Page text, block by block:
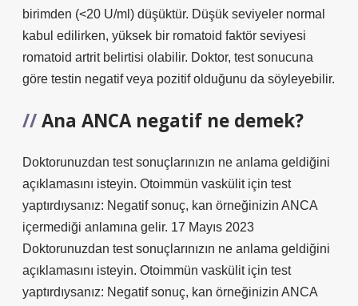
birimden (<20 U/ml) düşüktür. Düşük seviyeler normal
kabul edilirken, yüksek bir romatoid faktör seviyesi
romatoid artrit belirtisi olabilir. Doktor, test sonucuna
göre testin negatif veya pozitif olduğunu da söyleyebilir.
Ana ANCA negatif ne demek?
Doktorunuzdan test sonuçlarınızın ne anlama geldiğini
açıklamasını isteyin. Otoimmün vaskülit için test
yaptırdıysanız: Negatif sonuç, kan örneğinizin ANCA
içermediği anlamına gelir. 17 Mayıs 2023
Doktorunuzdan test sonuçlarınızın ne anlama geldiğini
açıklamasını isteyin. Otoimmün vaskülit için test
yaptırdıysanız: Negatif sonuç, kan örneğinizin ANCA